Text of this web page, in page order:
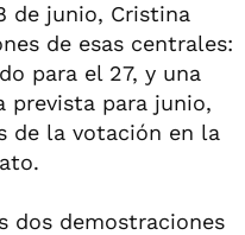
de junio, Cristina
de esas centrales:
para el 27, y una
prevista para junio,
de la votación en la
dos demostraciones